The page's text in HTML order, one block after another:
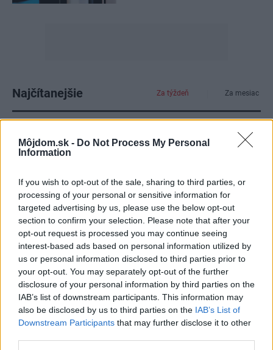
Môjdom.sk - Do Not Process My Personal
Information
If you wish to opt-out of the sale, sharing to third parties, or
processing of your personal or sensitive information for
targeted advertising by us, please use the below opt-out
section to confirm your selection. Please note that after your
opt-out request is processed you may continue seeing
interest-based ads based on personal information utilized by
us or personal information disclosed to third parties prior to
your opt-out. You may separately opt-out of the further
disclosure of your personal information by third parties on the
IAB’s list of downstream participants. This information may
also be disclosed by us to third parties on the IAB’s List of
Downstream Participants that may further disclose it to other
Najčítanejšie Za týždeň Za mesiac
Deti odrástli, rodičia majú bývanie presne podľa
seba. V novom dome je všetko pre ich život i
návštevy vnúčat
Žije pri lese, chová sliepky a uspáva ju rieka.
Miestni remeselníci vytvorili bývanie, ktoré vyzerá
ako malý raj
K bytu ladili aj škáry v obklade. Majitelia zbúrali
stereotyp, bývanie vyzerá ako z filmov svojského
režiséra
Pridajte túto surovinu do prania, obliečky budú
hladšie a pevnejšie. Starý trik z hotelov poznali už
naše babičky
Kedysi boli veľkým trendom, dnes sa im radšej